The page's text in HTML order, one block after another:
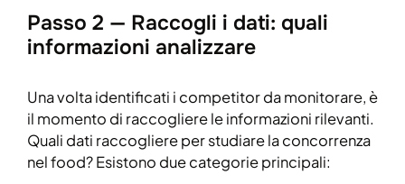
Passo 2 — Raccogli i dati: quali
informazioni analizzare
Una volta identificati i competitor da monitorare, è
il momento di raccogliere le informazioni rilevanti.
Quali dati raccogliere per studiare la concorrenza
nel food? Esistono due categorie principali: